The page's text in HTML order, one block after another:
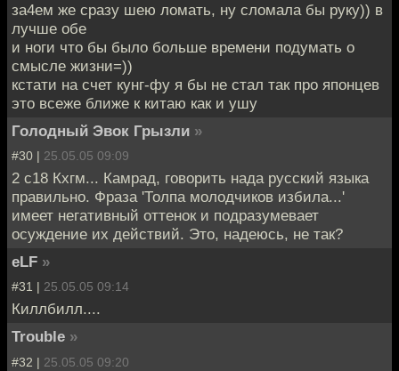
за4ем же сразу шею ломать, ну сломала бы руку)) в
лучше обе
и ноги что бы было больше времени подумать о
смысле жизни=))
кстати на счет кунг-фу я бы не стал так про японцев
это всеже ближе к китаю как и ушу
Голодный Эвок Грызли »
#30 | 25.05.05 09:09
2 c18 Кхгм... Камрад, говорить нада русский языка
правильно. Фраза 'Толпа молодчиков избила...'
имеет негативный оттенок и подразумевает
осуждение их действий. Это, надеюсь, не так?
eLF »
#31 | 25.05.05 09:14
Киллбилл....
Trouble »
#32 | 25.05.05 09:20